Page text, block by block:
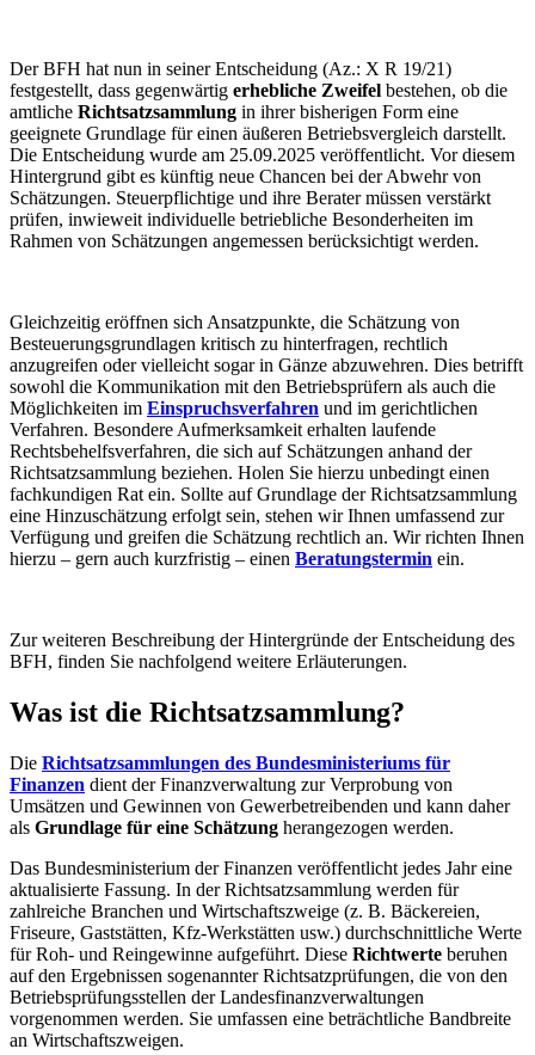
Der BFH hat nun in seiner Entscheidung (Az.: X R 19/21)
festgestellt, dass gegenwärtig erhebliche Zweifel bestehen, ob die
amtliche Richtsatzsammlung in ihrer bisherigen Form eine
geeignete Grundlage für einen äußeren Betriebsvergleich darstellt.
Die Entscheidung wurde am 25.09.2025 veröffentlicht. Vor diesem
Hintergrund gibt es künftig neue Chancen bei der Abwehr von
Schätzungen. Steuerpflichtige und ihre Berater müssen verstärkt
prüfen, inwieweit individuelle betriebliche Besonderheiten im
Rahmen von Schätzungen angemessen berücksichtigt werden.
Gleichzeitig eröffnen sich Ansatzpunkte, die Schätzung von
Besteuerungsgrundlagen kritisch zu hinterfragen, rechtlich
anzugreifen oder vielleicht sogar in Gänze abzuwehren. Dies betrifft
sowohl die Kommunikation mit den Betriebsprüfern als auch die
Möglichkeiten im Einspruchsverfahren und im gerichtlichen
Verfahren. Besondere Aufmerksamkeit erhalten laufende
Rechtsbehelfsverfahren, die sich auf Schätzungen anhand der
Richtsatzsammlung beziehen. Holen Sie hierzu unbedingt einen
fachkundigen Rat ein. Sollte auf Grundlage der Richtsatzsammlung
eine Hinzuschätzung erfolgt sein, stehen wir Ihnen umfassend zur
Verfügung und greifen die Schätzung rechtlich an. Wir richten Ihnen
hierzu – gern auch kurzfristig – einen Beratungstermin ein.
Zur weiteren Beschreibung der Hintergründe der Entscheidung des
BFH, finden Sie nachfolgend weitere Erläuterungen.
Was ist die Richtsatzsammlung?
Die Richtsatzsammlungen des Bundesministeriums für
Finanzen dient der Finanzverwaltung zur Verprobung von
Umsätzen und Gewinnen von Gewerbetreibenden und kann daher
als Grundlage für eine Schätzung herangezogen werden.
Das Bundesministerium der Finanzen veröffentlicht jedes Jahr eine
aktualisierte Fassung. In der Richtsatzsammlung werden für
zahlreiche Branchen und Wirtschaftszweige (z. B. Bäckereien,
Friseure, Gaststätten, Kfz-Werkstätten usw.) durchschnittliche Werte
für Roh- und Reingewinne aufgeführt. Diese Richtwerte beruhen
auf den Ergebnissen sogenannter Richtsatzprüfungen, die von den
Betriebsprüfungsstellen der Landesfinanzverwaltungen
vorgenommen werden. Sie umfassen eine beträchtliche Bandbreite
an Wirtschaftszweigen.